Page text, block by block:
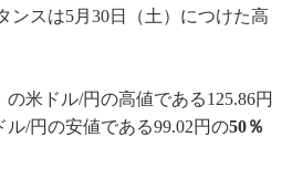
スは5月30日（土）につけた高
米ドル/円の高値である125.86円
ル/円の安値である99.02円の50％